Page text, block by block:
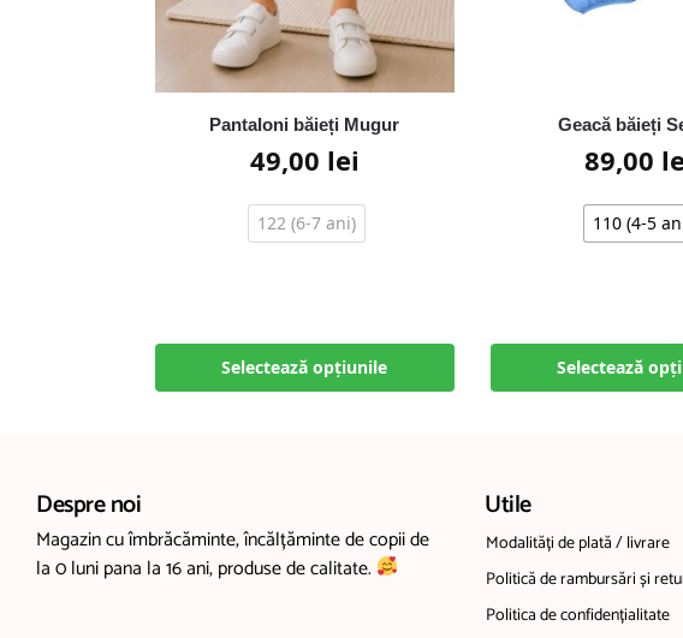
Pantaloni băieți Mugur
49,00 lei
122 (6-7 ani)
Selectează opțiunile
Geacă băieți
89,00
110 (4-5
Selectează
Despre noi
Magazin cu îmbrăcăminte, încălțăminte de copii de
la 0 luni pana la 16 ani, produse de calitate.
Utile
Modalități de plată / livrare
Politică de rambursări și
Politica de confidențialitate